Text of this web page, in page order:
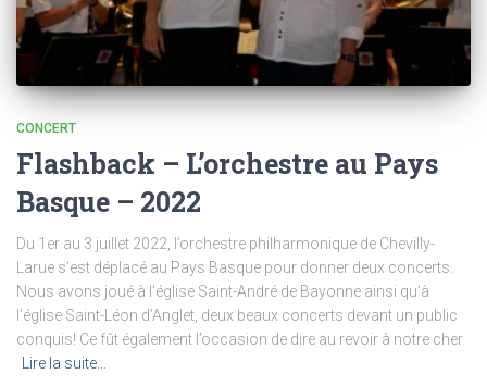
CONCERT
Flashback – L’orchestre au Pays
Basque – 2022
Du 1er au 3 juillet 2022, l’orchestre philharmonique de Chevilly-
Larue s’est déplacé au Pays Basque pour donner deux concerts.
Nous avons joué à l’église Saint-André de Bayonne ainsi qu’à
l’église Saint-Léon d’Anglet, deux beaux concerts devant un public
conquis! Ce fût également l’occasion de dire au revoir à notre cher
Lire la suite…